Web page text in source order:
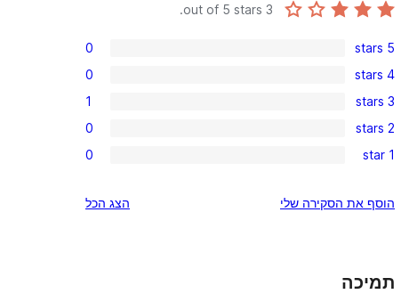
3
0
5-
star
reviews
5 stars
0
0
4-
star
reviews
4 stars
0
1
3-
star
3 stars
1
0
reviews
2 stars
0
0
star
1 star
0
הוסף את הסקירה שלי הצג הכל
תמיכה